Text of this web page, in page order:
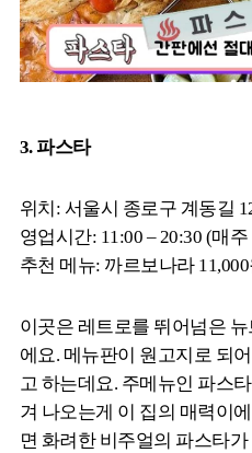
3. 파스타
위치: 서울시 종로구 계동길
영업시간: 11:00 – 20:30 (매
추천 메뉴: 까르보나라
이곳은 레트로를 뛰어넘은
에요. 메뉴판이 원고지로 되
고 하는데요. 주메뉴인 파스
겨 나오는게 이 집의 매력이
면 화려한 비주얼의 파스타